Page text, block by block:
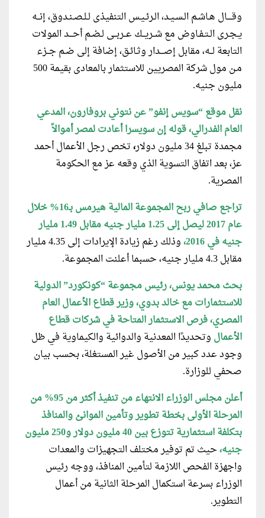
وقــــال هـاشـم الـسـيـد، الـرئـيـس التنفيذى لـلـصـنـدوق، إنــه
يـجـرى الـتـفـاوض مع شــريــك عــربــى لـضـم أحـــد المولات
التابعة لــه، مقابل إصـــدار وثـائـق، إضافة إلى ضـم جــزء
مـن مول شركة المصريين للاستثمار بالمعادى بقيمة 500
مليون جنيه.
نقل موقع “سويس إنفو” عن نتوني بروفارون، المدعي
العام الفدرالي، قوله إن سويسرا أعادت لمصر أموالاً
مجمدة تبلغ 34 مليون دولار
،تخص رجل الأعمال أحمد
عز، بعد اتفاق التسوية الذي وقعه عز مع الحكومة
المصرية.
تراجع صافي ربح المجموعة المالية هيرمس بـ16% خلال
عام 2017 ليصل إلى 1.25 مليار جنيه مقابل 1.49 مليار
جنيه في 2016،
وذلك رغم زيادة الإيرادات إلى 4.35 مليار
مقابل 4.3 مليار جنيه، حسبما أعلنت المجموعة.
بحث محمد يونس، رئيس مجموعة “كونكورد” الدولية
للاستثمارات مع خالد بدوي، وزير قطاع الأعمال العام
المصري، فرص الاستثمار المتاحة في شركات قطاع
الأعمال وتحديدًا المعدنية والدوائية والكيماوية في ظل
وجود عدد كبير من الأصول غير المستغلة، بحسب بيان
صحفي للوزارة.
أعلن مجلس الوزراء الانتهاء من تنفيذ أكثر من 95% من
المرحلة الأولى بخطة تطوير وتأمين الموانئ والمنافذ
بتكلفة استثمارية تتوزع بين 40 مليون دولار و250 مليون
جنيه،حيث تم توفير مختلف التجهيزات والمعدات
واجهزة الفحص اللازمة لتأمين المنافذ، ووجه رئيس
الوزراء بسرعة استكمال المرحلة الثانية من أعمال
التطوير.